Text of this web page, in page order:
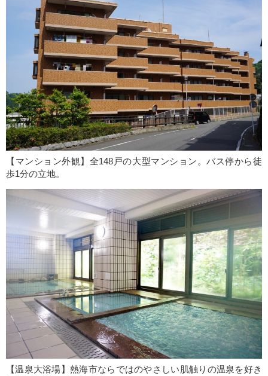
【マンション外観】全148戸の大型マンション。バス停から徒
歩1分の立地。
【温泉大浴場】熱海市ならではのやさしい肌触りの温泉を好き